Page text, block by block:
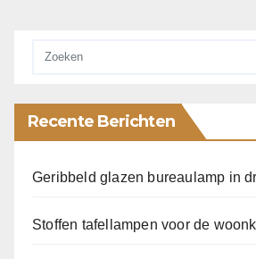
Recente Berichten
Geribbeld glazen bureaulamp in
Stoffen tafellampen voor de